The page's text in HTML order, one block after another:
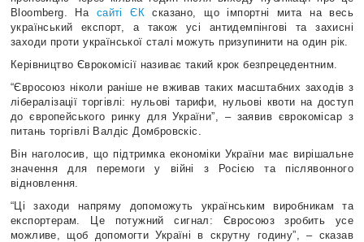
Bloomberg. На сайті ЄК сказано, що імпортні мита на весь
український експорт, а також усі антидемпінгові та захисні
заходи проти української сталі можуть призупинити на один рік.
Керівництво Єврокомісії називає такий крок безпрецедентним.
“Євросоюз ніколи раніше не вживав таких масштабних заходів з
лібералізації торгівлі: нульові тарифи, нульові квоти на доступ
до європейського ринку для України”, – заявив єврокомісар з
питань торгівлі Валдіс Домбровскіс.
Він наголосив, що підтримка економіки України має вирішальне
значення для перемоги у війні з Росією та післявонного
відновлення.
“Ці заходи напряму допоможуть українським виробникам та
експортерам. Це потужний сигнал: Євросоюз зробить усе
можливе, щоб допомогти Україні в скрутну годину”, – сказав